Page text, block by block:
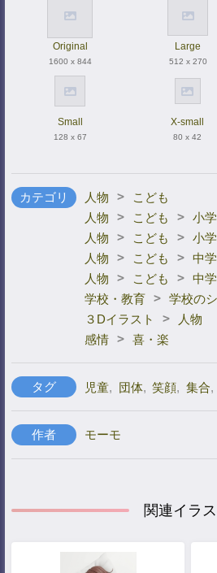
Original
1600 x 844
Large
512 x 270
Small
128 x 67
X-small
80 x 42
カテゴリ 人物 >
こども
人物
> こども > 小
人物
> こども > 小
人物
> こども > 中
人物
> こども > 中
学校・教育 > 学校の
３Dイラスト
>
人物
感情 > 喜・楽
タグ 児童, 団体, 笑顔, 集合,
作者 モーモ
関連イラ